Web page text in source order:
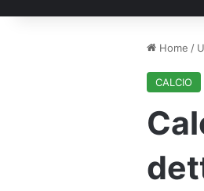
Home /
CALCIO